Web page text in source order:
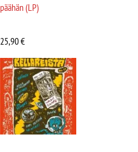
päähän (LP)
25,90€